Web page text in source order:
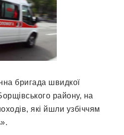
бригада швидкої
району, на
які йшли узбіччям